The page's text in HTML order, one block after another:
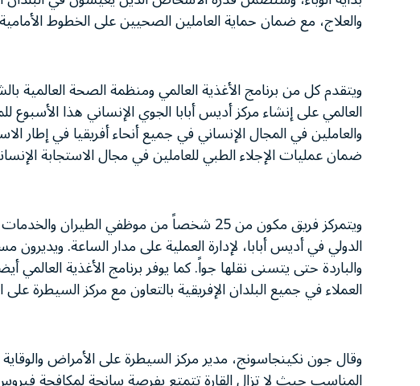
والعلاج، مع ضمان حماية العاملين الصحيين على الخطوط
ويتقدم كل من برنامج الأغذية العالمي ومنظمة الصحة العالمية
العالمي على إنشاء مركز أديس أبابا الجوي الإنساني هذا
ضمان عمليات الإجلاء الطبي للعاملين في مجال الاستجابة
ويتمركز فريق مكون من 25 شخصاً من موظفي
الدولي في أديس أبابا، لإدارة العملية على مدار الساعة.
والباردة حتى يتسنى نقلها جواً. كما يوفر برنامج الأغذية
العملاء في جميع البلدان الإفريقية بالتعاون مع مركز السيطرة
وقال جون نكينجاسونج، مدير مركز السيطرة على الأمراض